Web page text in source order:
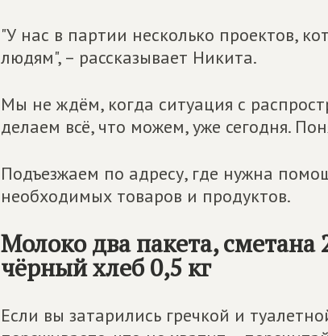
"У нас в партии несколько проектов,
людям", – рассказывает Никита.
Мы не ждём, когда ситуация с
делаем всё, что можем, уже сегодня.
Подъезжаем по адресу, где нужна
необходимых товаров и продуктов.
Молоко два пакета, сметана
чёрный хлеб 0,5 кг
Если вы затарились гречкой и